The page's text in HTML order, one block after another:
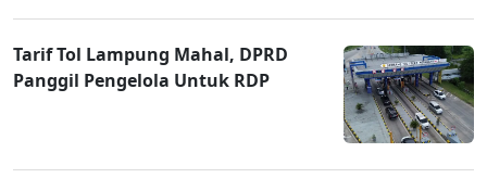
Tarif Tol Lampung Mahal, DPRD
Panggil Pengelola Untuk RDP